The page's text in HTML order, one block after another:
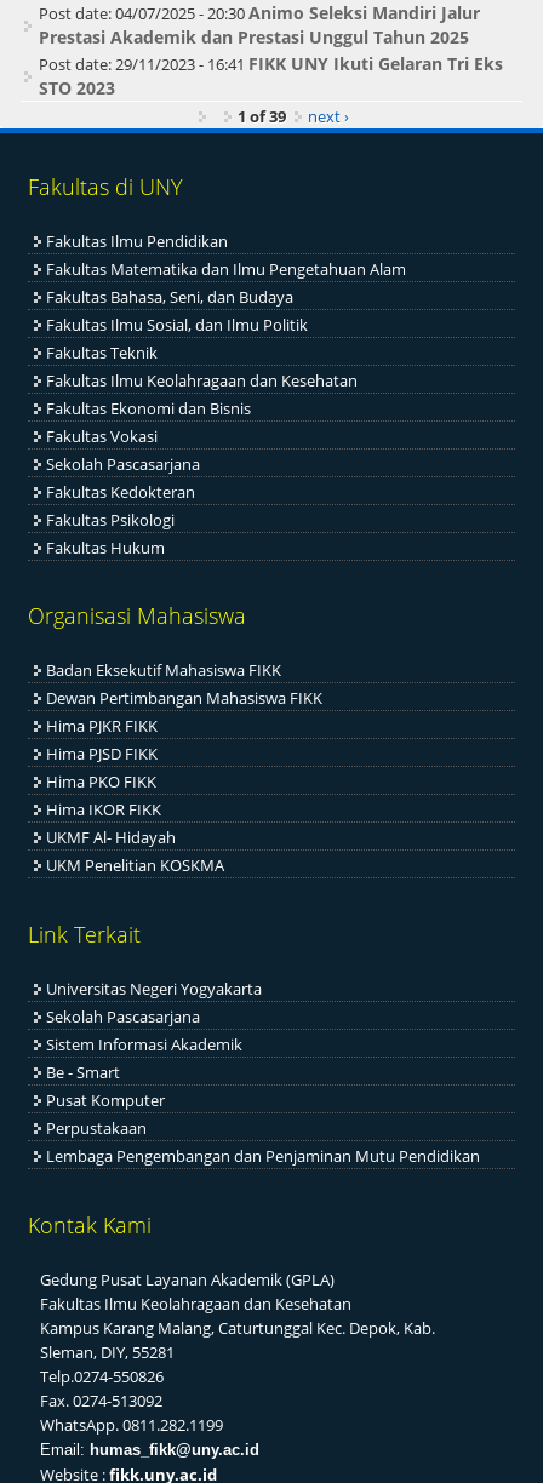
Post date:04/07/2025 - 20:30Animo Seleksi Mandiri Jalur
Prestasi Akademik dan Prestasi Unggul Tahun 2025
Post date:29/11/2023 - 16:41 FIKK UNY Ikuti Gelaran Tri Eks
STO 2023
1 of 39 next ›
Fakultas di UNY
Fakultas Ilmu Pendidikan
Fakultas Matematika dan Ilmu Pengetahuan Alam
Fakultas Bahasa, Seni, dan Budaya
Fakultas Ilmu Sosial, dan Ilmu Politik
Fakultas Teknik
Fakultas Ilmu Keolahragaan dan Kesehatan
Fakultas Ekonomi dan Bisnis
Fakultas Vokasi
Sekolah Pascasarjana
Fakultas Kedokteran
Fakultas Psikologi
Fakultas Hukum
Organisasi Mahasiswa
Badan Eksekutif Mahasiswa FIKK
Dewan Pertimbangan Mahasiswa FIKK
Hima PJKR FIKK
Hima PJSD FIKK
Hima PKO FIKK
Hima IKOR FIKK
UKMF Al- Hidayah
UKM Penelitian KOSKMA
Link Terkait
Universitas Negeri Yogyakarta
Sekolah Pascasarjana
Sistem Informasi Akademik
Be - Smart
Pusat Komputer
Perpustakaan
Lembaga Pengembangan dan Penjaminan Mutu Pendidikan
Kontak Kami
Gedung Pusat Layanan Akademik (GPLA)
Fakultas Ilmu Keolahragaan dan Kesehatan
Kampus Karang Malang, Caturtunggal Kec. Depok, Kab.
Sleman, DIY, 55281
Telp.0274-550826
Fax. 0274-513092
WhatsApp. 0811.282.1199
Email: humas_fikk@uny.ac.id
Website :fikk.uny.ac.id